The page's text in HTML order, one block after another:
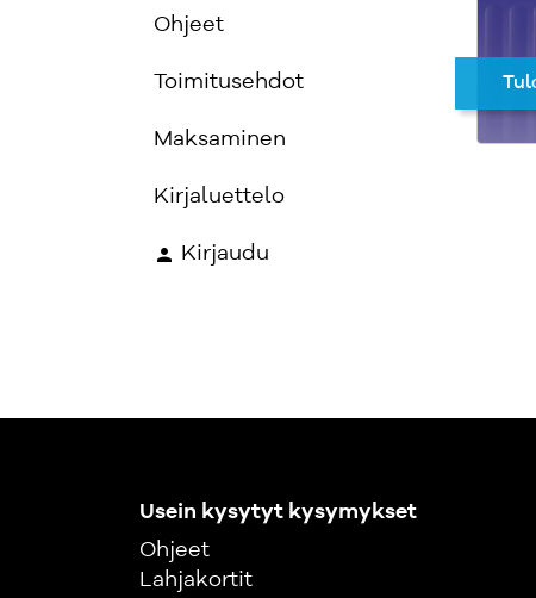
Ohjeet
Toimitusehdot
Maksaminen
Kirjaluettelo
Kirjaudu
Usein kysytyt kysymykset
Ohjeet
Lahjakortit